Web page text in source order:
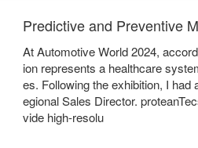
Predictive and Preventive
At Automotive World 2024,
ion represents a healthcare
es. Following the exhibition, I
egional Sales Director.
vide high-resolu